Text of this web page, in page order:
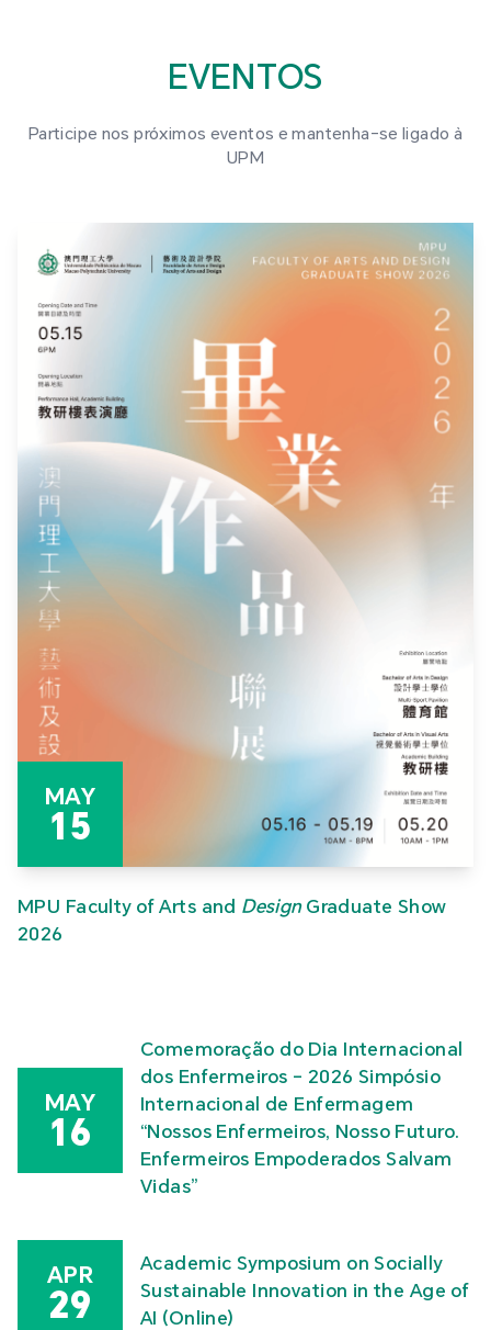
EVENTOS
Participe nos próximos eventos e mantenha-se ligado à
UPM
MAY
15
MPU Faculty of Arts and DesignGraduate Show
2026
MAY
16
Comemoração do Dia Internacional
dos Enfermeiros – 2026 Simpósio
Internacional de Enfermagem
“Nossos Enfermeiros, Nosso Futuro.
Enfermeiros Empoderados Salvam
Vidas”
APR
29
Academic Symposium on Socially
Sustainable Innovation in the Age of
AI (Online)